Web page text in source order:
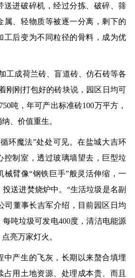
送进破碎机，经过分拣、破碎、筛
属、轻物质等被逐一分离，剩下的
工后变为不同粒径的骨料，成为优
成荷兰砖、盲道砖、仿石砖等各
刚刚打包好的砖块说，园区日均可
吨，年可产出标准砖100万平方，
、价值重生。
魔法”处处可见。在盐城大吉环
控制室，透过玻璃墙望去，巨型垃
械臂像“钢铁巨手”般灵活伸缩，一
送进焚烧炉中。“生活垃圾是名副
司董事长吉军介绍，目前园区日均
每吨垃圾可发电400度，清洁电能源
亮万家灯火。
产生的飞灰，长期以来螯合填埋
占用土地资源、处理成本贵、而且